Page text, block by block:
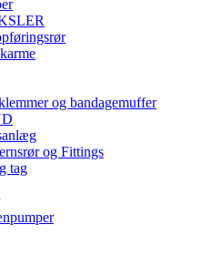
og bandagemuffer
og Fittings
tag